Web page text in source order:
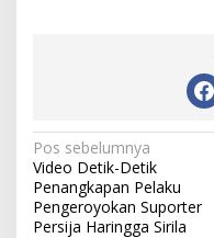
N
a
v
Pos sebelumnya
Video Detik-Detik
Penangkapan Pelaku
Pengeroyokan Suporter
Persija Haringga Sirila